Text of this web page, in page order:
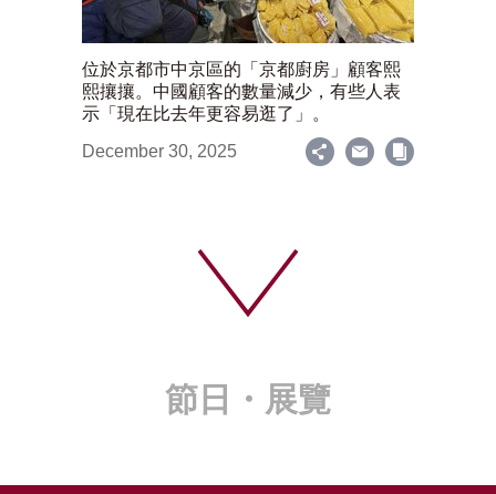
位於京都市中京區的「京都廚房」顧客熙
熙攘攘。中國顧客的數量減少，有些人表
示「現在比去年更容易逛了」。
December 30, 2025
節日・展覽